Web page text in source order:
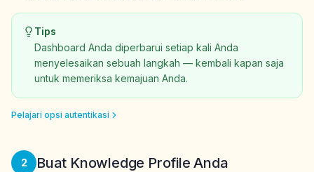
Tips
Dashboard Anda diperbarui setiap kali Anda
menyelesaikan sebuah langkah — kembali kapan saja
untuk memeriksa kemajuan Anda.
Pelajari opsi autentikasi
2 Buat Knowledge Profile Anda